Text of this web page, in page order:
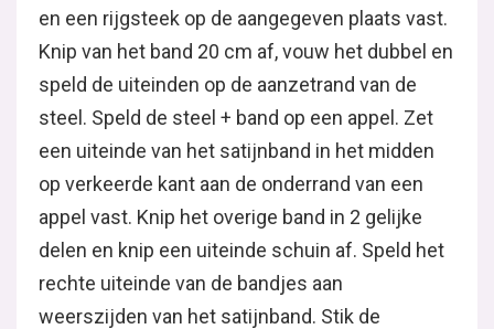
en een rijgsteek op de aangegeven plaats vast.
Knip van het band 20 cm af, vouw het dubbel en
speld de uiteinden op de aanzetrand van de
steel. Speld de steel + band op een appel. Zet
een uiteinde van het satijnband in het midden
op verkeerde kant aan de onderrand van een
appel vast. Knip het overige band in 2 gelijke
delen en knip een uiteinde schuin af. Speld het
rechte uiteinde van de bandjes aan
weerszijden van het satijnband. Stik de